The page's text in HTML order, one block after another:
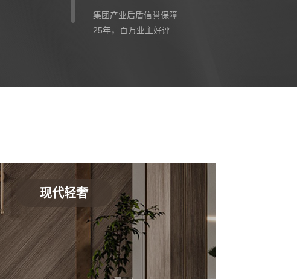
集团产业后盾信誉保障
25年，百万业主好评
现代轻奢